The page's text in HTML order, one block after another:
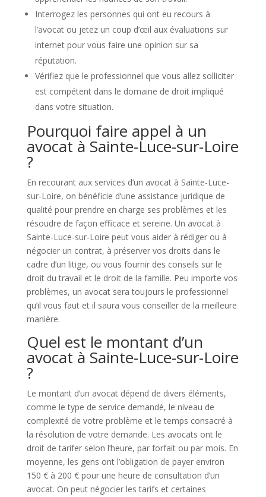
Interrogez les personnes qui ont eu recours à
l’avocat ou jetez un coup d’œil aux évaluations sur
internet pour vous faire une opinion sur sa
réputation.
Vérifiez que le professionnel que vous allez solliciter
est compétent dans le domaine de droit impliqué
dans votre situation.
Pourquoi faire appel à un
avocat à Sainte-Luce-sur-Loire
?
En recourant aux services d’un avocat à Sainte-Luce-
sur-Loire, on bénéficie d’une assistance juridique de
qualité pour prendre en charge ses problèmes et les
résoudre de façon efficace et sereine. Un avocat à
Sainte-Luce-sur-Loire peut vous aider à rédiger ou à
négocier un contrat, à préserver vos droits dans le
cadre d’un litige, ou vous fournir des conseils sur le
droit du travail et le droit de la famille. Peu importe vos
problèmes, un avocat sera toujours le professionnel
qu’il vous faut et il saura vous conseiller de la meilleure
manière.
Quel est le montant d’un
avocat à Sainte-Luce-sur-Loire
?
Le montant d’un avocat dépend de divers éléments,
comme le type de service demandé, le niveau de
complexité de votre problème et le temps consacré à
la résolution de votre demande. Les avocats ont le
droit de tarifer selon l’heure, par forfait ou par mois. En
moyenne, les gens ont l’obligation de payer environ
150 € à 200 € pour une heure de consultation d’un
avocat. On peut négocier les tarifs et certaines